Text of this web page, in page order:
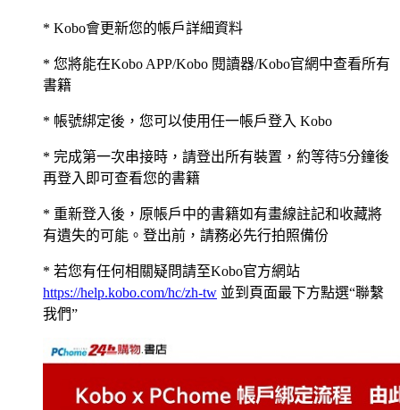
* Kobo會更新您的帳戶詳細資料
* 您將能在Kobo APP/Kobo 閱讀器/Kobo官網中查看所有
書籍
* 帳號綁定後，您可以使用任一帳戶登入 Kobo
* 完成第一次串接時，請登出所有裝置，約等待5分鐘後
再登入即可查看您的書籍
* 重新登入後，原帳戶中的書籍如有畫線註記和收藏將
有遺失的可能。登出前，請務必先行拍照備份
* 若您有任何相關疑問請至Kobo官方網站
https://help.kobo.com/hc/zh-tw 並到頁面最下方點選“聯繫
我們”